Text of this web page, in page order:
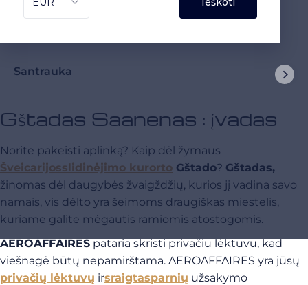
Santrauka
Gštadas Saanenas : įvadas
Norite pakeisti aplinką? Kaip dėl žymaus
Šveicarijosslidinėjimo kurorto Gštado? Gštadas,
žinomas dėl daugybės žvaigždžių, kurios jį vadina savo
namais, vis dėlto yra šeimoms draugiškas miestelis,
kuriame galite mėgautis ramiomis atostogomis.
AEROAFFAIRESpataria skristi privačiu lėktuvu, kad
viešnagė būtų nepamirštama. AEROAFFAIRES yra jūsų
privačių lėktuvų irsraigtasparnių užsakymo